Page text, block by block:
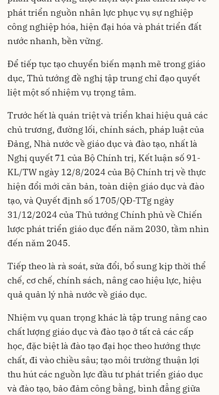
phát triển nguồn nhân lực phục vụ sự nghiệp
công nghiệp hóa, hiện đại hóa và phát triển đất
nước nhanh, bền vững.
Để tiếp tục tạo chuyển biến mạnh mẽ trong giáo
dục, Thủ tướng đề nghị tập trung chỉ đạo quyết
liệt một số nhiệm vụ trọng tâm.
Trước hết là quán triệt và triển khai hiệu quả các
chủ trương, đường lối, chính sách, pháp luật của
Đảng, Nhà nước về giáo dục và đào tạo, nhất là
Nghị quyết 71 của Bộ Chính trị, Kết luận số 91-
KL/TW ngày 12/8/2024 của Bộ Chính trị về thực
hiện đổi mới căn bản, toàn diện giáo dục và đào
tạo, và Quyết định số 1705/QĐ-TTg ngày
31/12/2024 của Thủ tướng Chính phủ về Chiến
lược phát triển giáo dục đến năm 2030, tầm nhìn
đến năm 2045.
Tiếp theo là rà soát, sửa đổi, bổ sung kịp thời thể
chế, cơ chế, chính sách, nâng cao hiệu lực, hiệu
quả quản lý nhà nước về giáo dục.
Nhiệm vụ quan trọng khác là tập trung nâng cao
chất lượng giáo dục và đào tạo ở tất cả các cấp
học, đặc biệt là đào tạo đại học theo hướng thực
chất, đi vào chiều sâu; tạo môi trường thuận lợi
thu hút các nguồn lực đầu tư phát triển giáo dục
và đào tạo, bảo đảm công bằng, bình đẳng giữa